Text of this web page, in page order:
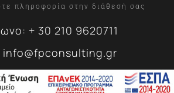
πληροφορία στην διάθεσή σας
+ 30 210 9620711
info@fpconsulting.gr